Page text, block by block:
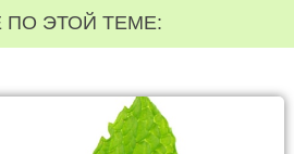
ЭТОЙ ТЕМЕ: